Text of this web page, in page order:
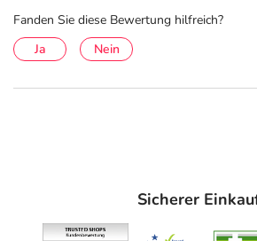
Fanden Sie diese Bewertung hilfreich?
Ja
Nein
Sicherer